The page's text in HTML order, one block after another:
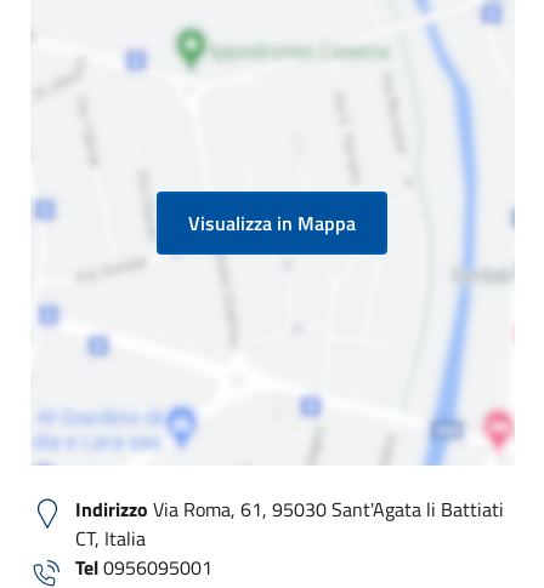
Visualizza in Mappa
Indirizzo Via Roma, 61, 95030 Sant'Agata li Battiati
CT, Italia
Tel0956095001